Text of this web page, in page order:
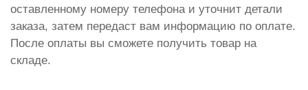
оставленному номеру телефона и уточнит детали
заказа, затем передаст вам информацию по оплате.
После оплаты вы сможете получить товар на
складе.